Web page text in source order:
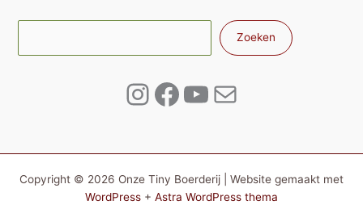
Zoeken
Instagram
Facebook
YouTube
E-mail
Copyright © 2026 Onze Tiny Boerderij | Website gemaakt met
WordPress + Astra WordPress thema